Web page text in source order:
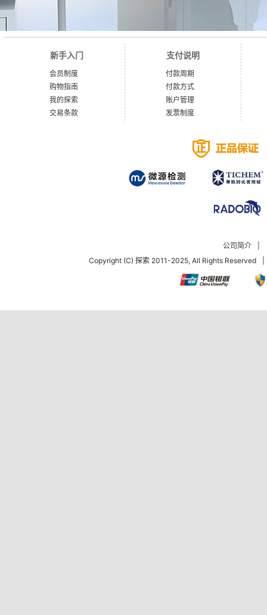
新手入门
会员制度
购物指南
我的探索
交易条款
支付说明
付款周期
付款方式
账户管理
发票制度
公司简介
Copyright (C) 探索 2011-2025, All Rights Reserved